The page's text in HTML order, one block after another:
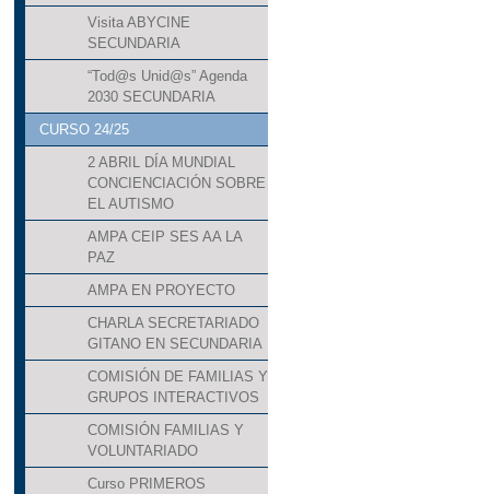
Visita ABYCINE
SECUNDARIA
“Tod@s Unid@s” Agenda
2030 SECUNDARIA
CURSO 24/25
2 ABRIL DÍA MUNDIAL
CONCIENCIACIÓN SOBRE
EL AUTISMO
AMPA CEIP SES AA LA
PAZ
AMPA EN PROYECTO
CHARLA SECRETARIADO
GITANO EN SECUNDARIA
COMISIÓN DE FAMILIAS Y
GRUPOS INTERACTIVOS
COMISIÓN FAMILIAS Y
VOLUNTARIADO
Curso PRIMEROS